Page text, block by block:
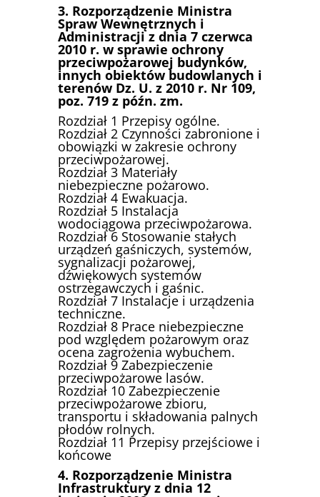
3. Rozporządzenie Ministra
Spraw Wewnętrznych i
Administracji z dnia 7 czerwca
2010 r. w sprawie ochrony
przeciwpożarowej budynków,
innych obiektów budowlanych i
terenów Dz. U. z 2010 r. Nr 109,
poz. 719 z późn. zm.
Rozdział 1 Przepisy ogólne.
Rozdział 2 Czynności zabronione i
obowiązki w zakresie ochrony
przeciwpożarowej.
Rozdział 3 Materiały
niebezpieczne pożarowo.
Rozdział 4 Ewakuacja.
Rozdział 5 Instalacja
wodociągowa przeciwpożarowa.
Rozdział 6 Stosowanie stałych
urządzeń gaśniczych, systemów,
sygnalizacji pożarowej,
dźwiękowych systemów
ostrzegawczych i gaśnic.
Rozdział 7 Instalacje i urządzenia
techniczne.
Rozdział 8 Prace niebezpieczne
pod względem pożarowym oraz
ocena zagrożenia wybuchem.
Rozdział 9 Zabezpieczenie
przeciwpożarowe lasów.
Rozdział 10 Zabezpieczenie
przeciwpożarowe zbioru,
transportu i składowania palnych
płodów rolnych.
Rozdział 11 Przepisy przejściowe i
końcowe
4. Rozporządzenie Ministra
Infrastruktury z dnia 12